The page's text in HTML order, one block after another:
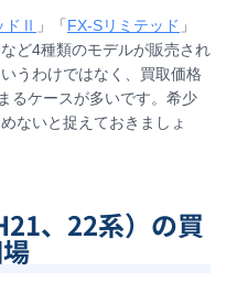
ドⅡ 」「 FX-Sリミテッド 」
など4種類のモデルが販売され
うわけではなく、買取価格
るケースが多いです。希少
ないと捉えておきましょ
、22系）の買